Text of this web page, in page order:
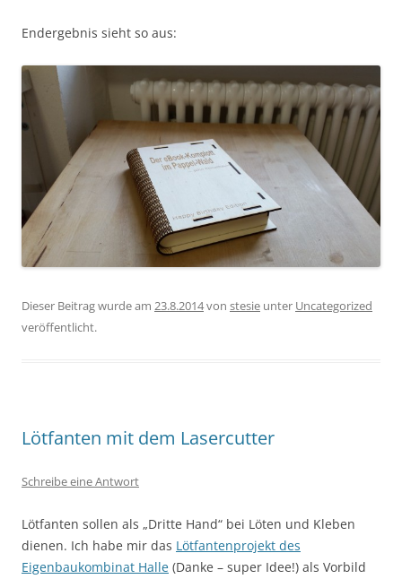
Endergebnis sieht so aus:
Dieser Beitrag wurde am 23.8.2014von stesie unter Uncategorized
veröffentlicht.
Lötfanten mit dem Lasercutter
Schreibe eine Antwort
Lötfanten sollen als „Dritte Hand“ bei Löten und Kleben
dienen. Ich habe mir das Lötfantenprojekt des
Eigenbaukombinat Halle (Danke – super Idee!) als Vorbild